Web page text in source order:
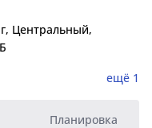
Центральный,
ещё 1
Планировка